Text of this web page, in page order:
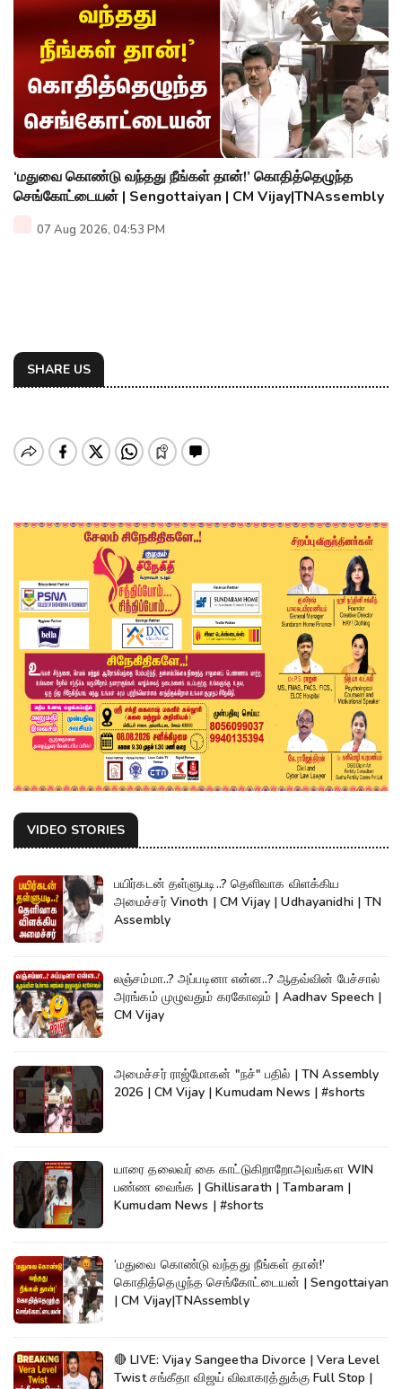
‘மதுவை கொண்டு வந்தது நீங்கள் தான்!’ கொதித்தெழுந்த
செங்கோட்டையன் | Sengottaiyan | CM Vijay|TNAssembly
07 Aug 2026, 04:53 PM
SHARE US
VIDEO STORIES
பயிர்கடன் தள்ளுபடி..? தெளிவாக விளக்கிய
அமைச்சர் Vinoth | CM Vijay | Udhayanidhi | TN
Assembly
லஞ்சம்மா..? அப்படினா என்ன..? ஆதவ்வின் பேச்சால்
அரங்கம் முழுவதும் கரகோஷம் | Aadhav Speech |
CM Vijay
அமைச்சர் ராஜ்மோகன் "நச்" பதில் | TN Assembly
2026 | CM Vijay | Kumudam News | #shorts
யாரை தலைவர் கை காட்டுகிறாறோஅவங்கள WIN
பண்ண வைங்க | Ghillisarath | Tambaram |
Kumudam News | #shorts
‘மதுவை கொண்டு வந்தது நீங்கள் தான்!’
கொதித்தெழுந்த செங்கோட்டையன் | Sengottaiyan
| CM Vijay|TNAssembly
🔴 LIVE: Vijay Sangeetha Divorce | Vera Level
Twist சங்கீதா விஜய் விவாகரத்துக்கு Full Stop |